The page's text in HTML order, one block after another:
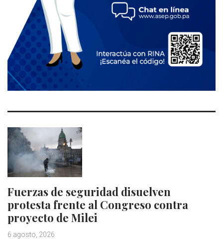
Fuerzas de seguridad disuelven
protesta frente al Congreso contra
proyecto de Milei
6 agosto, 2026